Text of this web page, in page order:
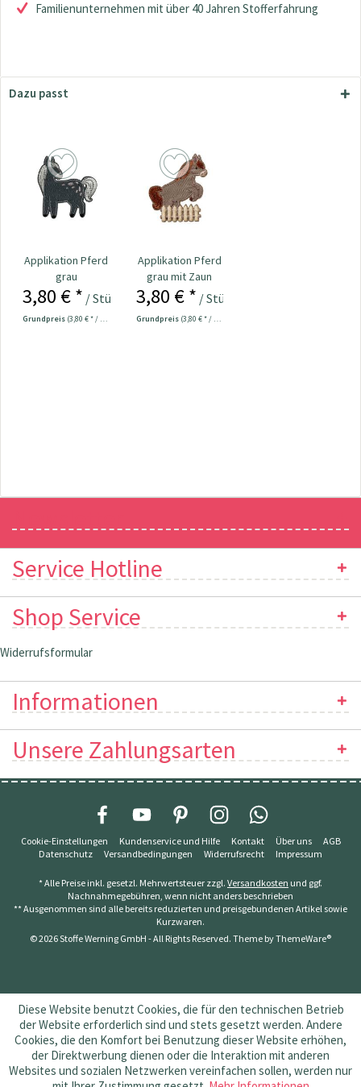
Familienunternehmen mit über 40 Jahren Stofferfahrung
Dazu passt
Applikation Pferd
grau
3,80 € * / Stück
Grundpreis (3,80 € * / 1 Stück)
Applikation Pferd
grau mit Zaun
3,80 € * / Stück
Grundpreis (3,80 € * / 1 Stück)
Service Hotline
Shop Service
Widerrufsformular
Informationen
Unsere Zahlungsarten
Cookie-Einstellungen Kundenservice und Hilfe Kontakt Über uns
AGB
Datenschutz
Versandbedingungen Widerrufsrecht Impressum
* Alle Preise inkl. gesetzl. Mehrwertsteuer zzgl. Versandkosten und ggf.
Nachnahmegebühren, wenn nicht anders beschrieben
** Ausgenommen sind alle bereits reduzierten und preisgebundenen Artikel sowie
Kurzwaren.
© 2026 Stoffe Werning GmbH - All Rights Reserved. Theme byThemeWare®
Diese Website benutzt Cookies, die für den technischen Betrieb
der Website erforderlich sind und stets gesetzt werden. Andere
Cookies, die den Komfort bei Benutzung dieser Website erhöhen,
der Direktwerbung dienen oder die Interaktion mit anderen
Websites und sozialen Netzwerken vereinfachen sollen, werden nur